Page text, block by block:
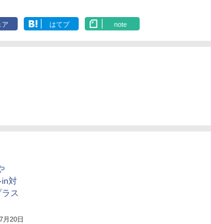
ア はてブ note
対
ス
月20日